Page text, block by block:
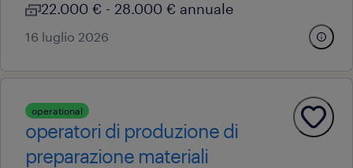
22.000 € - 28.000 € annuale
16 luglio 2026
operational
operatori di produzione di
preparazione materiali